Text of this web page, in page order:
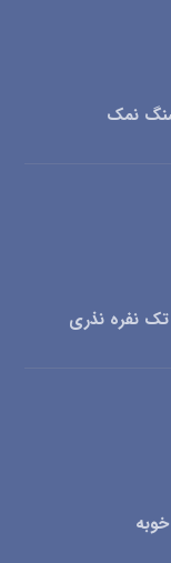
نمک
نفره نذری